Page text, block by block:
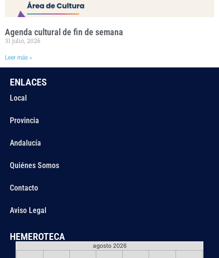
Agenda cultural de fin de semana
31 julio, 2026
Leer más »
ENLACES
Local
Provincia
Andalucía
Quiénes Somos
Contacto
Aviso Legal
HEMEROTECA
agosto 2026